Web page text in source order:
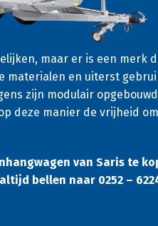
maar er is een merk
materialen en uiterst
zijn modulair
deze manier de vrijheid
van Saris te
bellen naar 0252 –